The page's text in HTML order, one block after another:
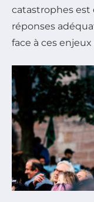
catastrophes est
réponses
face à ces